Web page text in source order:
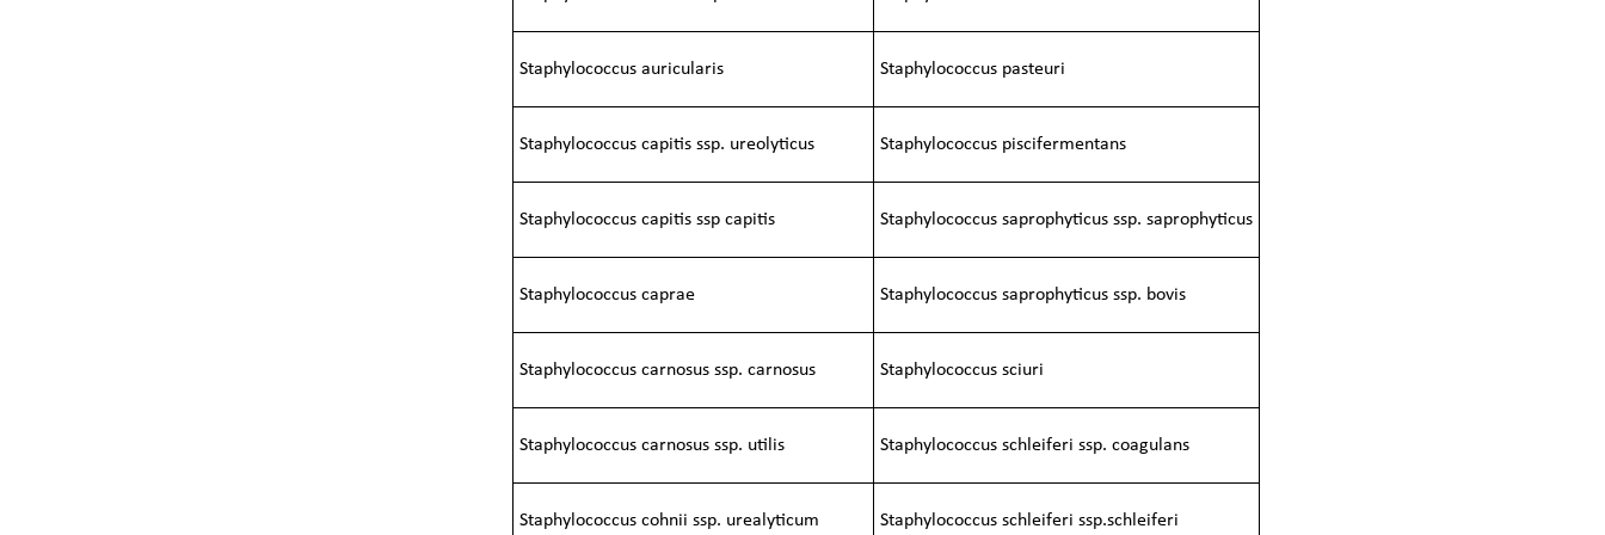
Staphylococcus auricularis Staphylococcus pasteuri
Staphylococcus capitis ssp. ureolyticus Staphylococcus piscifermentans
Staphylococcus capitis ssp capitis Staphylococcus saprophyticus ssp. saprophyticus
Staphylococcus caprae Staphylococcus saprophyticus ssp. bovis
Staphylococcus carnosus ssp. carnosus Staphylococcus sciuri
Staphylococcus carnosus ssp. utilis Staphylococcus schleiferi ssp. coagulans
Staphylococcus cohnii ssp. urealyticum Staphylococcus schleiferi ssp.schleiferi